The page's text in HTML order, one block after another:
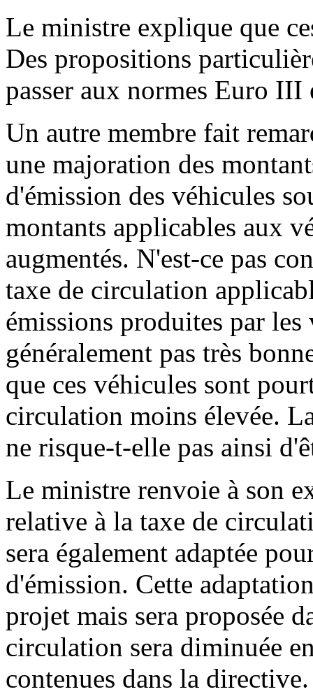
Le ministre explique que
Des propositions
passer aux normes Euro III
Un autre membre fait
une majoration des
d'émission des véhicules
montants applicables aux
augmentés. N'est-ce pas
taxe de circulation
émissions produites par les
généralement pas très
que ces véhicules sont
circulation moins élevée.
ne risque-t-elle pas ainsi
Le ministre renvoie à son
relative à la taxe de
sera également adaptée
d'émission. Cette
projet mais sera proposée
circulation sera diminuée
contenues dans la directive.